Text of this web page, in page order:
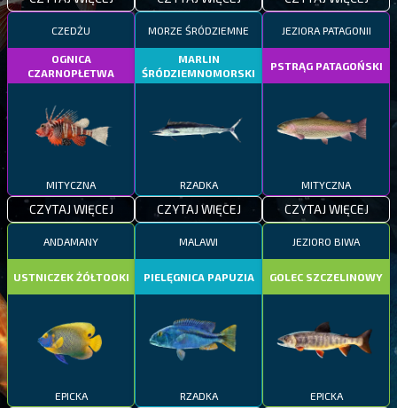
CZEDŻU
OGNICA
CZARNOPŁETWA
MITYCZNA
CZYTAJ WIĘCEJ
MORZE ŚRÓDZIEMNE
MARLIN
ŚRÓDZIEMNOMORSKI
RZADKA
CZYTAJ WIĘCEJ
JEZIORA PATAGONII
PSTRĄG PATAGOŃSKI
MITYCZNA
CZYTAJ WIĘCEJ
ANDAMANY
USTNICZEK ŻÓŁTOOKI
EPICKA
MALAWI
PIELĘGNICA PAPUZIA
RZADKA
JEZIORO BIWA
GOLEC SZCZELINOWY
EPICKA